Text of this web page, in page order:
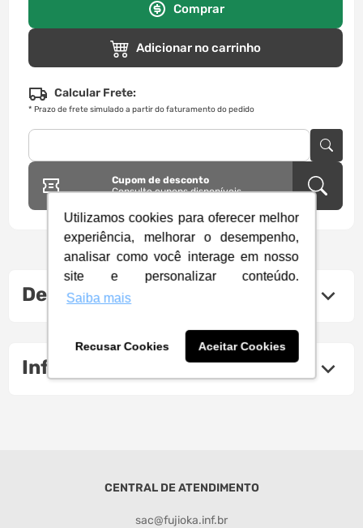
Utilizamos cookies para oferecer melhor
experiência, melhorar o desempenho,
analisar como você interage em nosso
site e personalizar conteúdo.
Saiba mais
Recusar Cookies Aceitar Cookies
Comprar
Adicionar no carrinho
Calcular Frete:
* Prazo de frete simulado a partir do faturamento do pedido
Cupom de desconto
Consulte cupons disponíveis
Descrição do produto
Informações Técnicas
CENTRAL DE ATENDIMENTO
sac@fujioka.inf.br